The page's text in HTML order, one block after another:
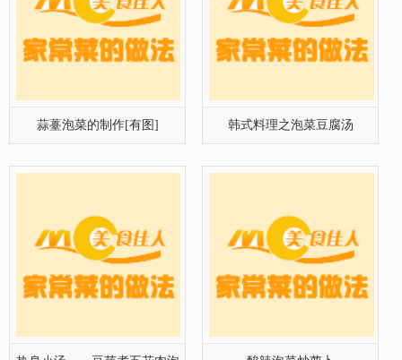
热身小汤——豆芽煮五花肉泡 酸辣泡菜炒萝卜
韩式泡菜炒年糕 泡菜炒鸭血的制作[组图]